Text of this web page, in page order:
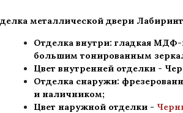
металлической двери Лабиринт
Отделка внутри: гладкая
большим тонированным
Цвет внутренней отделки -
Отделка снаружи:
и наличником;
Цвет наружной отделки -